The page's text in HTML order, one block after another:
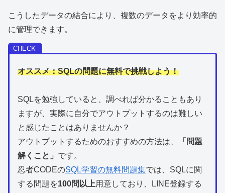
こうしたデータの結合により、複数のデータをより効率的
に管理できます。
オススメ：SQLの問題に無料で挑戦しよう！
SQLを勉強していると、調べれば分かることもあり
ますが、実際に自分でアウトプットするのは難しい
と感じたことはありませんか？
アウトプットするためのおすすめの方法は、
「問題
解くこと」 です。
忍者CODEのSQL学習の無料問題集では、SQLに関
する問題を100問以上用意しており、LINE登録する